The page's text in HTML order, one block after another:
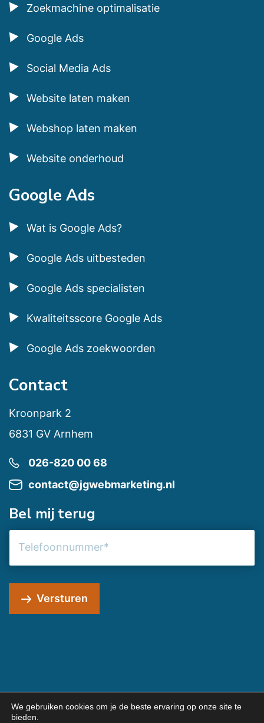
Zoekmachine optimalisatie
Google Ads
Social Media Ads
Website laten maken
Webshop laten maken
Website onderhoud
Google Ads
Wat is Google Ads?
Google Ads uitbesteden
Google Ads specialisten
Kwaliteitsscore Google Ads
Google Ads zoekwoorden
Contact
Kroonpark 2
6831 GV Arnhem
026-820 00 68
contact@jgwebmarketing.nl
Bel mij terug
Versturen
We gebruiken cookies om je de beste ervaring op onze site te
bieden.